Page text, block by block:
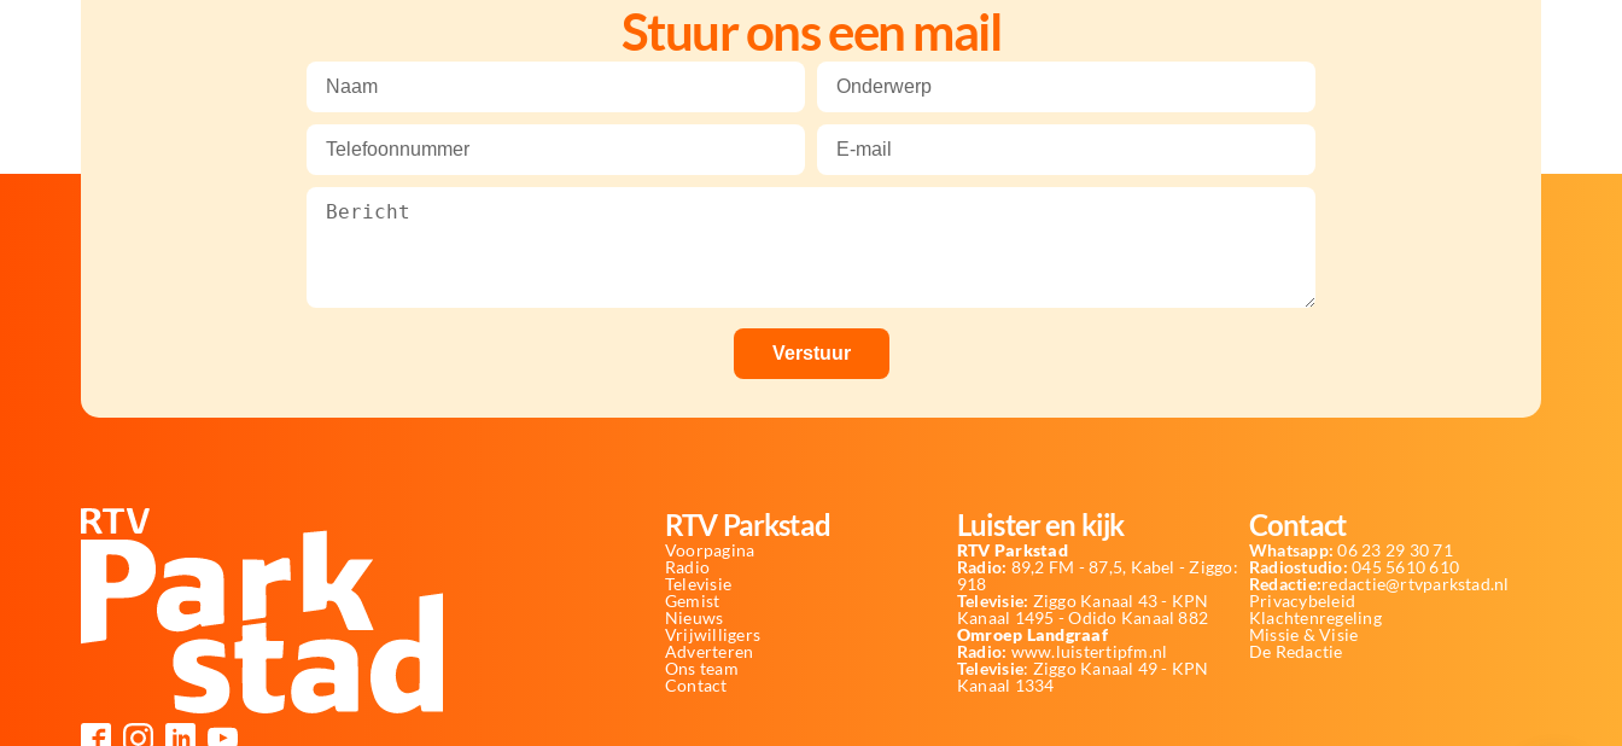
Stuur ons een mail
RTV Parkstad
Voorpagina
Radio
Televisie
Gemist
Nieuws
Vrijwilligers
Adverteren
Ons team
Contact
Luister en kijk
RTV Parkstad
Radio: 89,2 FM - 87,5, Kabel - Ziggo:
918
Televisie: Ziggo Kanaal 43 - KPN
Kanaal 1495 - Odido Kanaal 882
Omroep Landgraaf
Radio: www.luistertipfm.nl
Televisie: Ziggo Kanaal 49 - KPN
Kanaal 1334
Contact
Whatsapp: 06 23 29 30 71
Radiostudio: 045 5610 610
Redactie:redactie@rtvparkstad.nl
Privacybeleid
Klachtenregeling
Missie & Visie
De Redactie